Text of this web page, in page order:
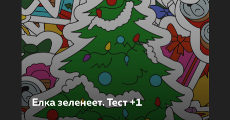
Елка зеленеет. Тест +1